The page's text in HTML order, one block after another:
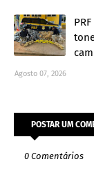
Agosto 07, 2026
POSTAR UM
0 Comentários